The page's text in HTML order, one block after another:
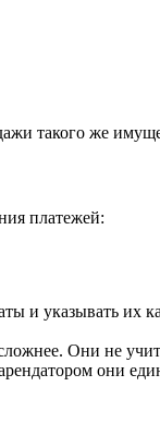
такого же
платежей:
и указывать их
Они не
они